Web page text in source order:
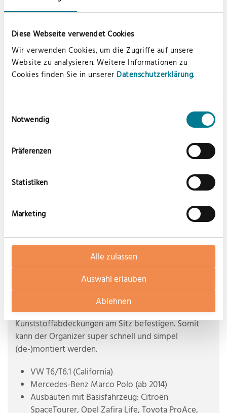
Diese Webseite verwendet Cookies
Wir verwenden Cookies, um die Zugriffe auf unsere
Website zu analysieren. Weitere Informationen zu
Cookies finden Sie in unserer Datenschutzerklärung.
Notwendig
Präferenzen
Statistiken
Marketing
Alle zulassen
Auswahl erlauben
Ablehnen
Herstellungsprozess und Versand werden ganzheitlich ermittelt
und systematisch reduziert. Aktuell nicht vermeidbare
Emissionen werden vollständig über die unabhängige Non-
Der Lieferumfang
BRABANTIA SinkSide Set inkl. Spülmittelspender
BRABANTIA Sort & Go Abfallbehälter 3 Liter
BRABANTIA PerfectFit Abfallbeutel (10er Pack)
Perfekte Passform für folgende Modelle
Die Befestigung erfolgt bei allen Modellen oben
mittels eines einstellbaren Straps mit
Schnellverschluss um die Streben der Kopfstütze.
Damit der Organizer nicht lose herumhängt, gibt es
für den unteren Teil zwei dehnbare Straps mit Haken.
Diese lassen sich hinter den vorhanden
Kunststoffabdeckungen am Sitz befestigen. Somit
kann der Organizer super schnell und simpel
(de-)montiert werden.
VW T6/T6.1 (California)
Mercedes-Benz Marco Polo (ab 2014)
Ausbauten mit Basisfahrzeug: Citroën
SpaceTourer, Opel Zafira Life, Toyota ProAce,